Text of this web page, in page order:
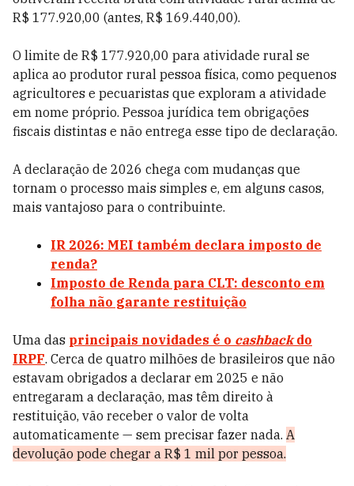
R$ 177.920,00 (antes, R$ 169.440,00).
O limite de R$ 177.920,00 para atividade rural se
aplica ao produtor rural pessoa física, como pequenos
agricultores e pecuaristas que exploram a atividade
em nome próprio. Pessoa jurídica tem obrigações
fiscais distintas e não entrega esse tipo de declaração.
A declaração de 2026 chega com mudanças que
tornam o processo mais simples e, em alguns casos,
mais vantajoso para o contribuinte.
IR 2026: MEI também declara imposto de
renda?
Imposto de Renda para CLT: desconto em
folha não garante restituição
Uma das principais novidades é o cashbackdo
IRPF. Cerca de quatro milhões de brasileiros que não
estavam obrigados a declarar em 2025 e não
entregaram a declaração, mas têm direito à
restituição, vão receber o valor de volta
automaticamente — sem precisar fazer nada. A
devolução pode chegar a R$ 1 mil por pessoa.